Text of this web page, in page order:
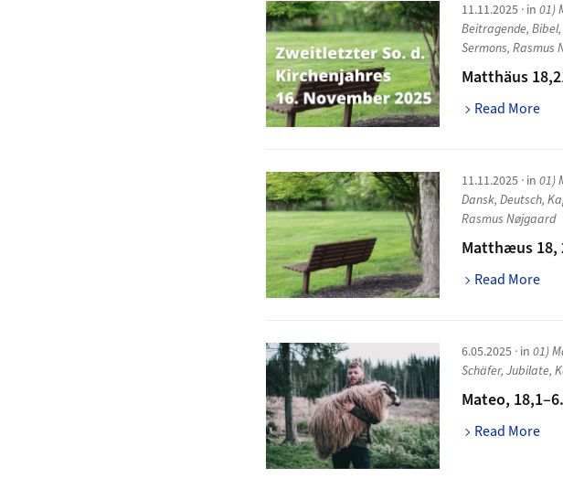
11.11.2025 · in01)
Beitragende,Bibel
Sermons,Rasmus
Matthäus
Read More
11.11.2025 · in01)
Dansk,Deutsch,
Rasmus Nøjgaard
Matthæus 18,
Read More
6.05.2025 · in01)
Schäfer,Jubilate,
Mateo,
Read More